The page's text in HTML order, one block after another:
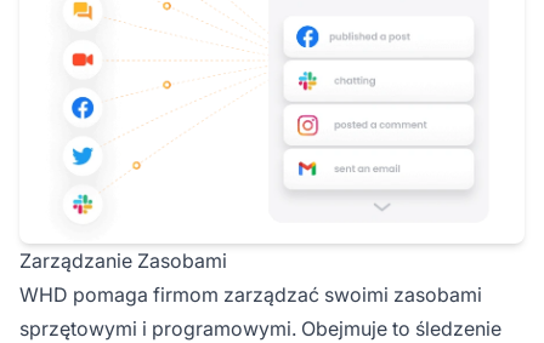
Zarządzanie Zasobami
WHD pomaga firmom zarządzać swoimi zasobami
sprzętowymi i programowymi. Obejmuje to śledzenie